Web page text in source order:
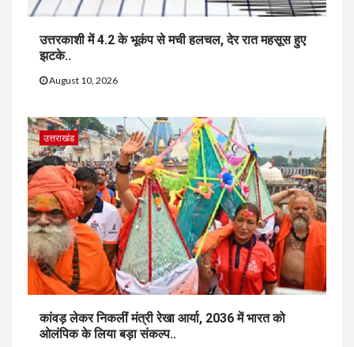
उत्तरकाशी में 4.2 के भूकंप से मची हलचल, देर रात महसूस हुए
झटके..
August 10, 2026
उत्तराखंड
कांवड़ लेकर निकलीं मंत्री रेखा आर्या, 2036 में भारत को
ओलंपिक के लिया बड़ा संकल्प..